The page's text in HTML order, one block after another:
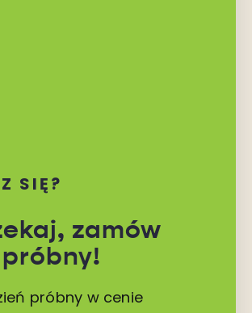
SIĘ?
zamów
próbny w cenie